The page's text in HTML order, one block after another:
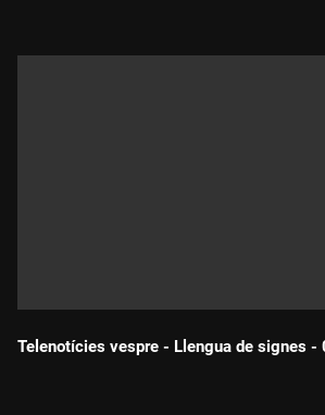
Telenotícies vespre - Llengua de signes